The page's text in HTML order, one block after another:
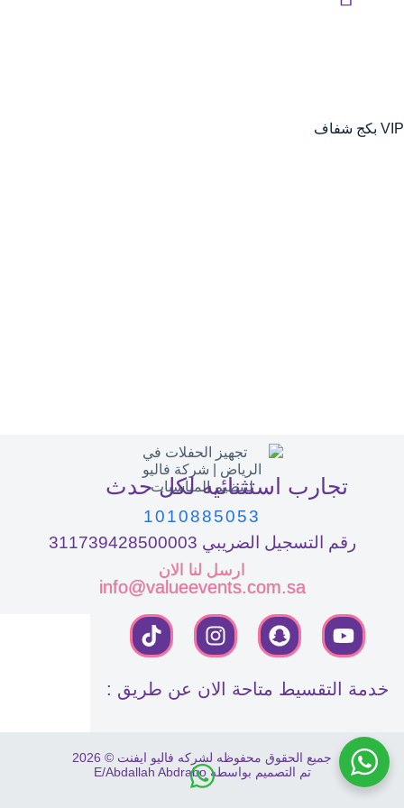
VIP بكج شفاف
تجارب استثنائيه لكل حدث
1010885053
رقم التسجيل الضريبي 311739428500003
ارسل لنا الان
info@valueevents.com.sa
خدمة التقسيط متاحة الان عن طريق :
جميع الحقوق محفوظه لشركه فاليو ايفنت © 2026
تم التصميم بواسطه E/Abdallah Abdrabo